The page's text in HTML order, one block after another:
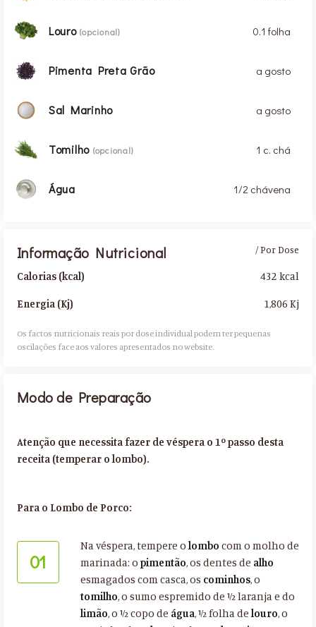
Louro(opcional) 0.1 folha
Pimenta Preta Grão a gosto
Sal Marinho a gosto
Tomilho (opcional) 1 c. chá
Água 1/2 chávena
Informação Nutricional
Calorias (kcal)
Energia (Kj)
/ Por Dose
432 kcal
1,806 Kj
Os factos nutricionais reais por dose individual podem ter pequenas
oscilações face aos valores apresentados no website.​
Modo de Preparação
Atenção que necessita fazer de véspera o 1º passo desta
receita (temperar o lombo).
Para o Lombo de Porco:
01
Na véspera, tempere olombo com o molho de
marinada: opimentão, os dentes de alho
esmagados com casca, os cominhos, o
tomilho, o sumo espremido de ½ laranja e do
limão, o ½ copo de água, ½ folha delouro, o